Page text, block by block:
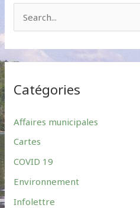
c
f
o
r
:
Catégories
Affaires municipales
Cartes
COVID 19
Environnement
Infolettre